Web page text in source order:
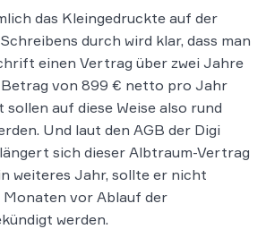
das Kleingedruckte auf der
durch wird klar, dass man
einen Vertrag über zwei Jahre
von 899 € netto pro Jahr
sollen auf diese Weise also rund
Und laut den AGB der Digi
sich dieser Albtraum-Vertrag
weiteres Jahr, sollte er nicht
vor Ablauf der
werden.